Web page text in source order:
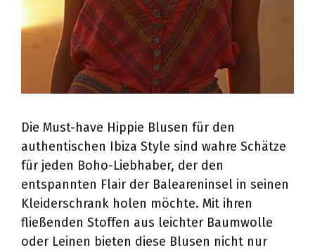
Die Must-have Hippie Blusen für den
authentischen Ibiza Style sind wahre Schätze
für jeden Boho-Liebhaber, der den
entspannten Flair der Baleareninsel in seinen
Kleiderschrank holen möchte. Mit ihren
fließenden Stoffen aus leichter Baumwolle
oder Leinen bieten diese Blusen nicht nur